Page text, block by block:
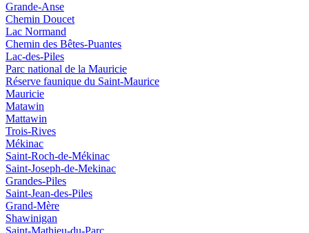
Grande-Anse
Chemin Doucet
Lac Normand
Chemin des Bêtes-Puantes
Lac-des-Piles
Parc national de la Mauricie
Réserve faunique du Saint‑Maurice
Mauricie
Matawin
Mattawin
Trois-Rives
Mékinac
Saint-Roch-de-Mékinac
Saint-Joseph-de-Mekinac
Grandes-Piles
Saint-Jean-des-Piles
Grand-Mère
Shawinigan
Saint-Mathieu-du-Parc